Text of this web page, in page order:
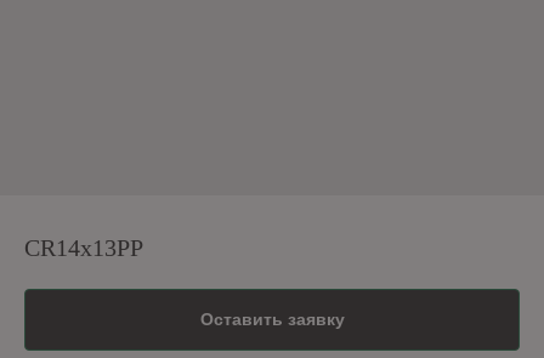
CR14x13PP
Оставить заявку